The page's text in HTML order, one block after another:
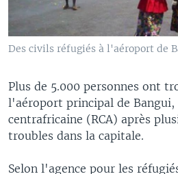
Des civils réfugiés à l'aéroport de
Plus de 5.000 personnes ont
l'aéroport principal de Bangui,
centrafricaine (RCA) après
troubles dans la capitale.
Selon l'agence pour les